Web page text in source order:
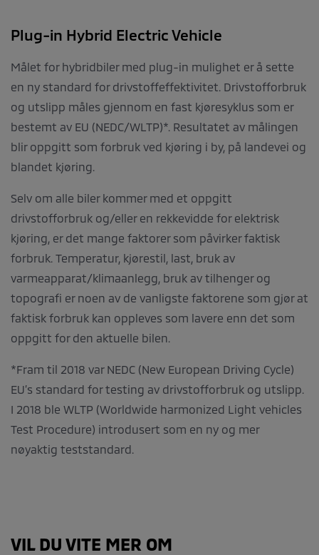
Plug-in Hybrid Electric Vehicle
Målet for hybridbiler med plug-in mulighet er å sette
en ny standard for drivstoffeffektivitet. Drivstofforbruk
og utslipp måles gjennom en fast kjøresyklus som er
bestemt av EU (NEDC/WLTP)*. Resultatet av målingen
blir oppgitt som forbruk ved kjøring i by, på landevei og
blandet kjøring.
Selv om alle biler kommer med et oppgitt
drivstofforbruk og/eller en rekkevidde for elektrisk
kjøring, er det mange faktorer som påvirker faktisk
forbruk. Temperatur, kjørestil, last, bruk av
varmeapparat/klimaanlegg, bruk av tilhenger og
topografi er noen av de vanligste faktorene som gjør at
faktisk forbruk kan oppleves som lavere enn det som
oppgitt for den aktuelle bilen.
*Fram til 2018 var NEDC (New European Driving Cycle)
EU’s standard for testing av drivstofforbruk og utslipp.
I 2018 ble WLTP (Worldwide harmonized Light vehicles
Test Procedure) introdusert som en ny og mer
nøyaktig teststandard.
VIL DU VITE MER OM